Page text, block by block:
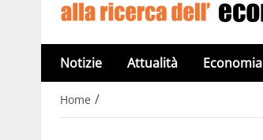
Notizie Attualità Economia
Home /